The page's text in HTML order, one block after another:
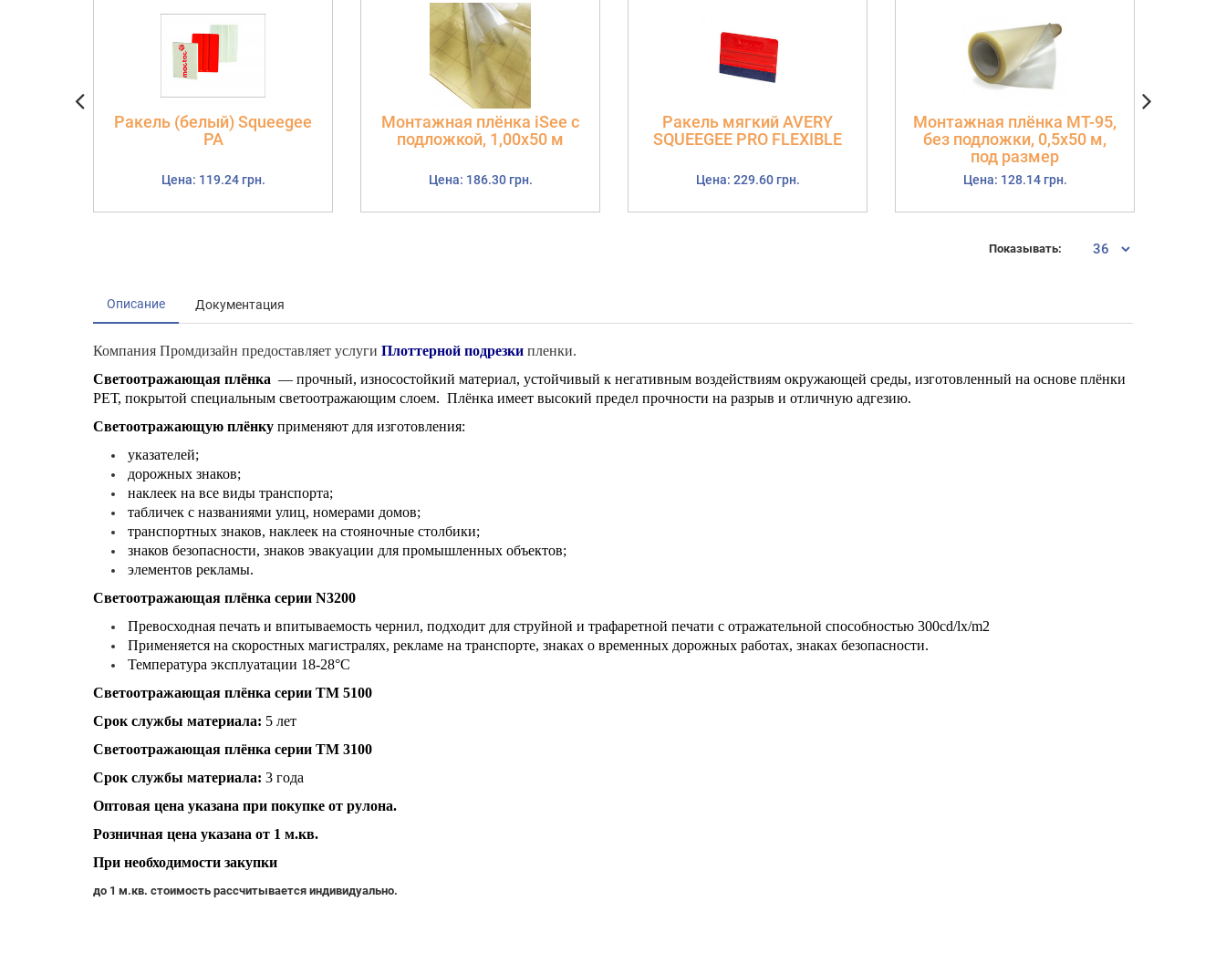
Ракель (белый) Squeegee
РА
Цена: 119.24 грн.
Монтажная плёнка iSee с
подложкой, 1,00х50 м
Цена: 186.30 грн.
Ракель мягкий AVERY
SQUEEGEE PRO FLEXIBLE
Цена: 229.60 грн.
Монтажная плёнка МТ-95,
без подложки, 0,5х50 м,
под размер
Цена: 128.14 грн.
Показывать:
Описание Документация
Компания Промдизайн предоставляет услуги Плоттерной подрезки пленки.
Светоотражающая плёнка — прочный, износостойкий материал, устойчивый к негативным воздействиям окружающей среды, изготовленный на основе плёнки
РЕТ, покрытой специальным светоотражающим слоем. Плёнка имеет высокий предел прочности на разрыв и отличную адгезию.
Светоотражающую плёнку применяют для изготовления:
указателей;
дорожных знаков;
наклеек на все виды транспорта;
табличек с названиями улиц, номерами домов;
транспортных знаков, наклеек на стояночные столбики;
знаков безопасности, знаков эвакуации для промышленных объектов;
элементов рекламы.
Светоотражающая плёнка серии N3200
Превосходная печать и впитываемость чернил, подходит для струйной и трафаретной печати с отражательной способностью 300cd/lx/m2
Применяется на скоростных магистралях, рекламе на транспорте, знаках о временных дорожных работах, знаках безопасности.
Температура эксплуатации 18-28°C
Светоотражающая плёнка серии ТМ 5100
Срок службы материала: 5 лет
Светоотражающая плёнка серии ТМ 3100
Срок службы материала: 3 года
Оптовая цена указана при покупке от рулона.
Розничная цена указана от 1 м.кв.
При необходимости закупки
до 1 м.кв. стоимость рассчитывается индивидуально.